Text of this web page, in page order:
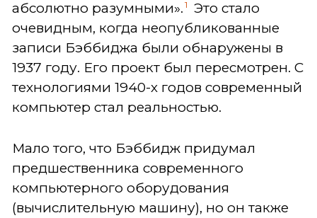
абсолютно разумными». 1
Это стало
очевидным, когда неопубликованные
записи Бэббиджа были обнаружены в
1937 году. Его проект был пересмотрен. С
технологиями 1940-х годов современный
компьютер стал реальностью.
Мало того, что Бэббидж придумал
предшественника современного
компьютерного оборудования
(вычислительную машину), но он также